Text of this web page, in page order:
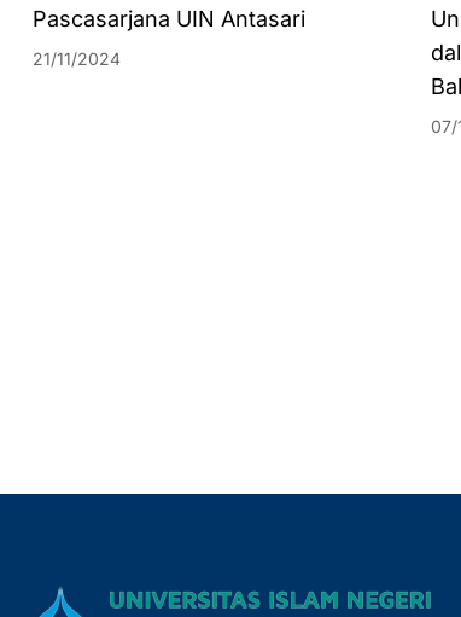
Pascasarjana UIN Antasari
21/11/2024